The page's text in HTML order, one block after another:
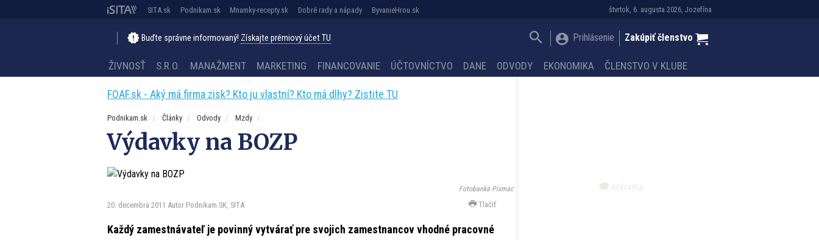
štvrtok, 6. augusta 2026, Jozefína
SITA.sk Podnikam.sk Mnamky-recepty.sk Dobré rady a nápady ByvanieHrou.sk
Buďte správne informovaný! Získajte prémiový účet TU Prihlásenie Zakúpiť členstvo
ŽIVNOSŤ S.R.O. MANAŽMENT MARKETING FINANCOVANIE ÚČTOVNÍCTVO DANE ODVODY EKONOMIKA ČLENSTVO V KLUBE
FOAF.sk - Aký má firma zisk? Kto ju vlastní? Kto má dlhy? Zistite TU
Podnikam.sk Články Odvody Mzdy
Výdavky na BOZP
Fotobanka Pixmac
20. decembra 2011 Autor Podnikam.SK, SITA Tlačiť
Každý zamestnávateľ je povinný vytvárať pre svojich zamestnancov vhodné pracovné